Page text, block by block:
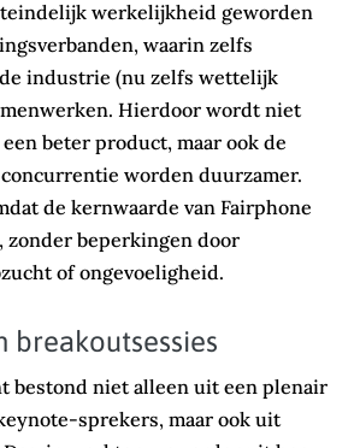
werkelijkheid geworden
waarin zelfs
industrie (nu zelfs wettelijk
Hierdoor wordt niet
beter product, maar ook de
worden duurzamer.
de kernwaarde van Fairphone
zonder beperkingen door
of ongevoeligheid.
breakoutsessies
bestond niet alleen uit een plenair
sprekers, maar ook uit